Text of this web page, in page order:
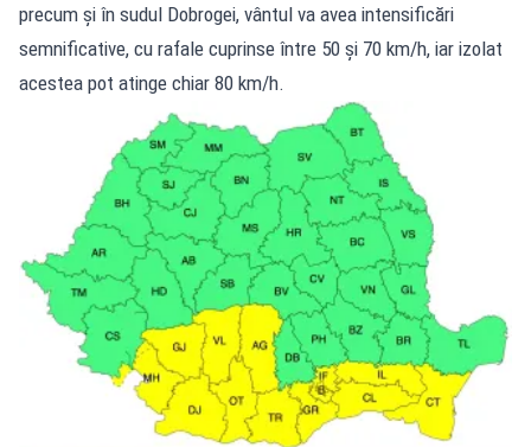
precum și în sudul Dobrogei, vântul va avea intensificări
semnificative, cu rafale cuprinse între 50 și 70 km/h, iar izolat
acestea pot atinge chiar 80 km/h.